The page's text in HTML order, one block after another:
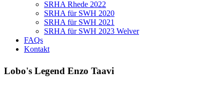
SRHA Rhede 2022
SRHA für SWH 2020
SRHA für SWH 2021
SRHA für SWH 2023 Welver
FAQs
Kontakt
Lobo's Legend Enzo Taavi